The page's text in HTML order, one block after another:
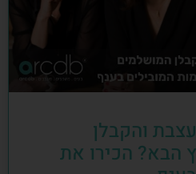
והקבלן
הבא? הכירו את